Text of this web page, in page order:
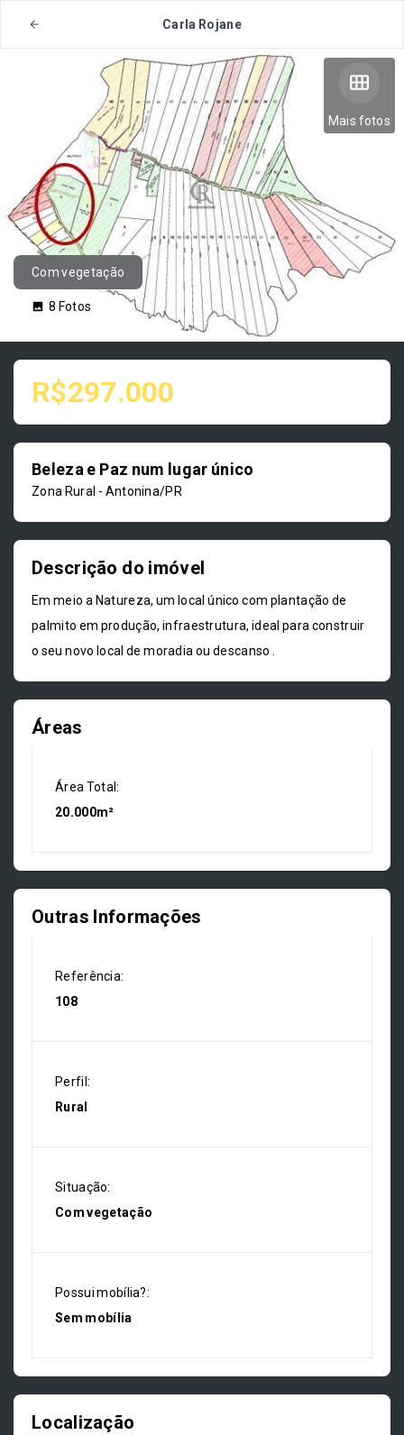
Carla Rojane
Mais fotos
Com vegetação
8 Fotos
R$297.000
Beleza e Paz num lugar único
Zona Rural - Antonina/PR
Descrição do imóvel
Em meio a Natureza, um local único com plantação de
palmito em produção, infraestrutura, ideal para construir
o seu novo local de moradia ou descanso .
Áreas
Área Total:
20.000m²
Outras Informações
Referência:
108
Perfil:
Rural
Situação:
Com vegetação
Possui mobília?:
Sem mobília
Localização